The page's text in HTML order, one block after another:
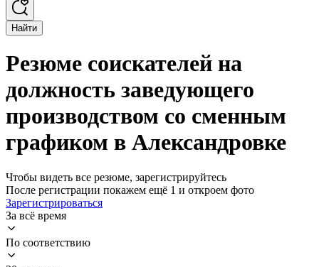
Найти
Резюме соискателей на
должность заведующего
производством со сменным
графиком в Александровке
Чтобы видеть все резюме, зарегистрируйтесь
После регистрации покажем ещё 1 и откроем фото
Зарегистрироваться
За всё время
По соответствию